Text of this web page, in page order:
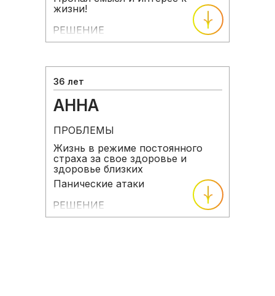
жизни!
РЕШЕНИЕ
36 лет
АННА
ПРОБЛЕМЫ
Жизнь в режиме постоянного
страха за свое здоровье и
здоровье близких
Панические атаки
РЕШЕНИЕ